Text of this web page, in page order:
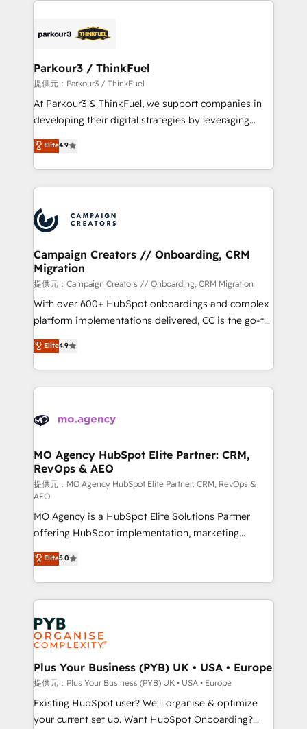
strategies that integrate data-driven marketing,
companies scale faster and smarter. 🔹 BOOMS:
Demand generation for all your buyers With BOOMS,
you invest in 100% of your buyers, accelerating your
growth and positioning yourself as an undisputed
transformation process A methodology designed to
implement HubSpot effectively and optimize your
record of business transformation, our growth-first
approach has helped brands dominate their
Parkour3 / ThinkFuel
提供元：Parkour3 / ThinkFuel
At Parkour3 & ThinkFuel, we support companies in
developing their digital strategies by leveraging
technologies and automating their marketing and
sales processes to generate growth. Our offer spans
from Strategy to Operations. We specialize in CRM
onboarding and implementation, web design, sales
extensive experience working with tech companies
and manufacturers since 2002, we are committed to
empowering our clients and developing their
autonomy. Get to grips with HubSpot through
guided implementation and seamless integration of
the CRM platform into your digital ecosystem. Would
you like support in deploying your inbound
to your needs and sales objectives. With 125+
certifications, we are part of the most certified
services are offered in both English & French.
Elite4.9
Campaign Creators // Onboarding, CRM
Migration
提供元：Campaign Creators // Onboarding, CRM Migration
With over 600+ HubSpot onboardings and complex
platform implementations delivered, CC is the go-to
Elite Solutions Partner for businesses ready to
migrate, replatform, and scale smarter. We specialize
in high-impact CRM and CMS migrations and
onboarding from platforms like Salesforce, NetSuite,
WordPress and legacy CRMs, turning fragmented
architectures that accelerate revenue operations and
performance. - Multi-object CRM migration, cleanup,
and implementation. - Pre-built and custom
integrations across your full tech stack. - Custom
object setup, CMS builds, and full-funnel automation.
- Dashboards, lifecycle campaigns, and lead
nurturing sequences. - Cross-hub setup across
Marketing, Sales, Operations, and Service Hubs. -
Ongoing optimization, managed support, and
scalable retainers. Let’s make HubSpot your most
powerful growth engine. Built to convert, scale, and
drive results.
Elite4.9
MO Agency HubSpot Elite Partner: CRM,
RevOps & AEO
提供元：MO Agency HubSpot Elite Partner: CRM, RevOps &
AEO
MO Agency is a HubSpot Elite Solutions Partner
offering HubSpot implementation, marketing
automation, CRM and RevOps consulting, data
architecture, sales enablement, lifecycle automation,
lead scoring and revenue reporting. HubSpot,
Salesforce and integrated enterprise stacks. Digital
Marketing, Answer Engine Optimisation, and
Generative Engine Optimisation (AI Search),
HubSpot Content Hub, WordPress development,
B2B SEO, paid media, and content. We work with
enterprise and growth-led companies across
technology, professional services, financial services
and industrial sectors. Offices in Johannesburg, Cape
Elite5.0
Plus Your Business (PYB) UK • USA • Europe
提供元：Plus Your Business (PYB) UK • USA • Europe
Existing HubSpot user? We'll organise & optimize
your current set up. Want HubSpot Onboarding?